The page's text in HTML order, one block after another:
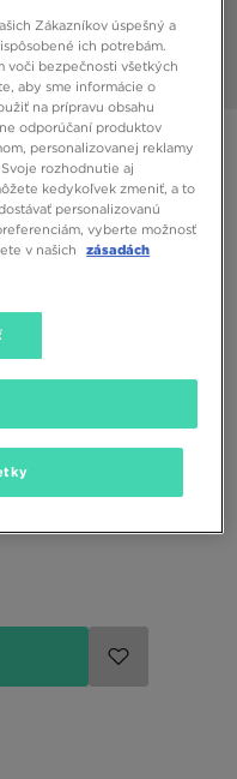
Zákazníkov úspešný a
ich potrebám.
voči bezpečnosti všetkých
aby sme informácie o
na prípravu obsahu
odporúčaní produktov
personalizovanej reklamy
rozhodnutie aj
kedykoľvek zmeniť, a to
personalizovanú
vyberte možnosť
v našich
zásadách